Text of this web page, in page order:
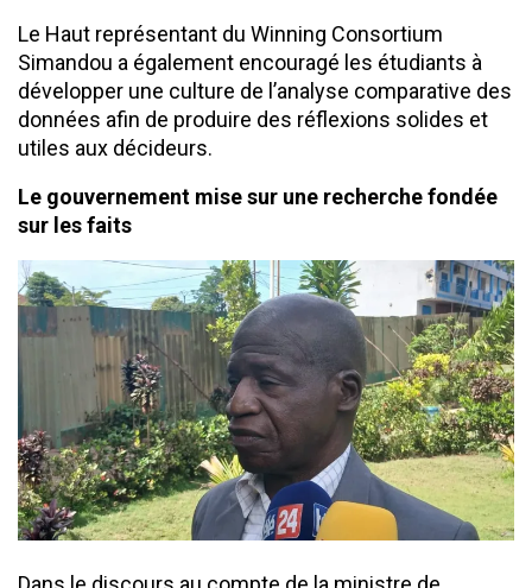
Le Haut représentant du Winning Consortium
Simandou a également encouragé les étudiants à
développer une culture de l’analyse comparative des
données afin de produire des réflexions solides et
utiles aux décideurs.
Le gouvernement mise sur une recherche fondée
sur les faits